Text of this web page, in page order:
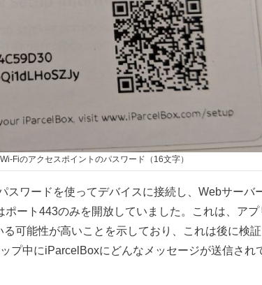
Fiのアクセスポイントのパスワード（16文字）
スワードを使ってデバイスに接続し、Webサーバ
ート443のみを開放していました。これは、アプ
可能性が高いことを示しており、これは後に検証
プ中にiParcelBoxにどんなメッセージが送信され